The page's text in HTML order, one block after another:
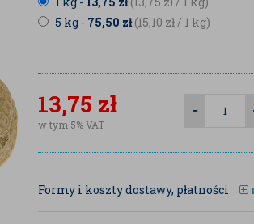
5 kg - 75,50 zł(15,10 zł/ 1 kg)
13,75 zł
w tym 5% VAT
Formy i koszty dostawy, płatności